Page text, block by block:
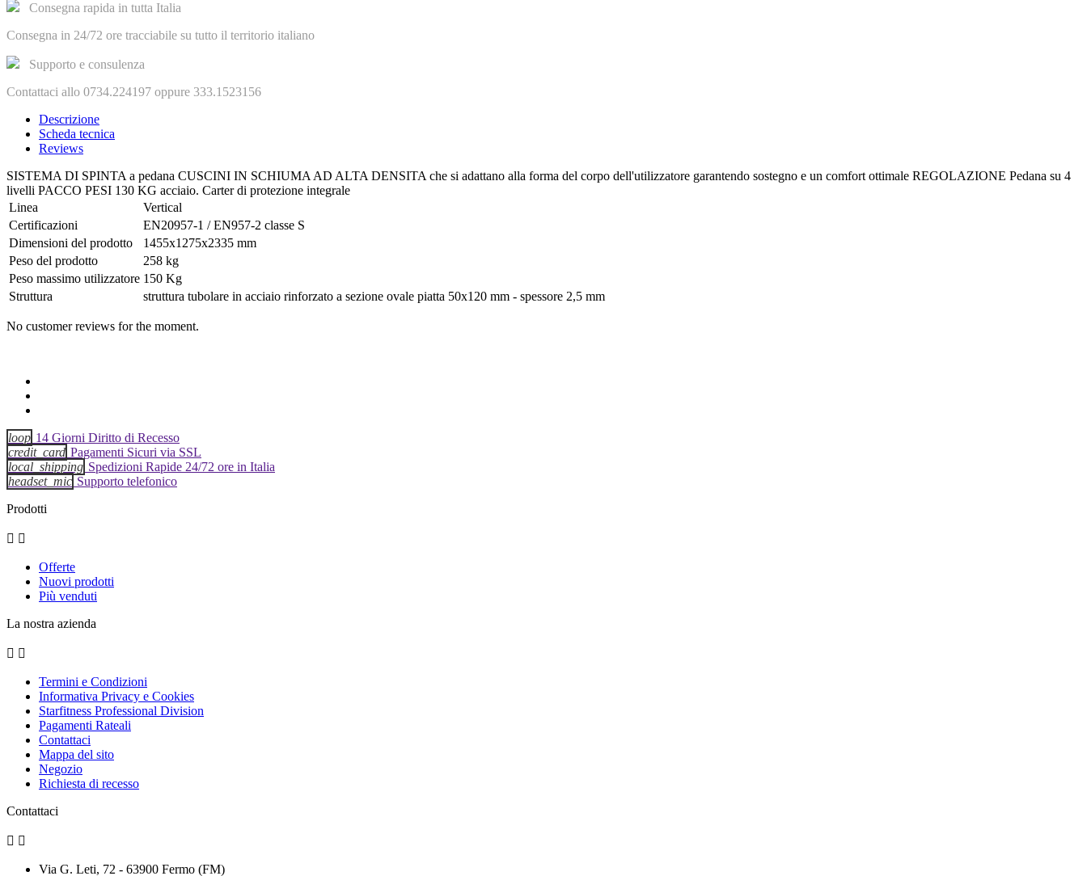
Consegna rapida in tutta Italia
Consegna in 24/72 ore tracciabile su tutto il territorio italiano
Supporto e consulenza
Contattaci allo 0734.224197 oppure 333.1523156
Descrizione
Scheda tecnica
Reviews
SISTEMA DI SPINTA a pedana CUSCINI IN SCHIUMA AD ALTA DENSITA che si adattano alla forma del corpo dell'utilizzatore garantendo sostegno e un comfort ottimale REGOLAZIONE Pedana su 4
livelli PACCO PESI 130 KG acciaio. Carter di protezione integrale
Linea
Vertical
Certificazioni
EN20957-1 / EN957-2 classe S
Dimensioni del prodotto
1455x1275x2335 mm
Peso del prodotto
258 kg
Peso massimo utilizzatore 150 Kg
Struttura
struttura tubolare in acciaio rinforzato a sezione ovale piatta 50x120 mm - spessore 2,5 mm
No customer reviews for the moment.
loop 14 Giorni Diritto di Recesso
credit_card Pagamenti Sicuri via SSL
local_shipping Spedizioni Rapide 24/72 ore in Italia
headset_mic Supporto telefonico
Prodotti
 
Offerte
Nuovi prodotti
Più venduti
La nostra azienda
 
Termini e Condizioni
Informativa Privacy e Cookies
Starfitness Professional Division
Pagamenti Rateali
Contattaci
Mappa del sito
Negozio
Richiesta di recesso
Contattaci
 
Via G. Leti, 72 - 63900 Fermo (FM)